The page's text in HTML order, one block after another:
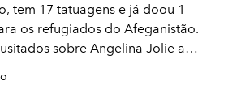
tem 17 tatuagens e já doou 1
os refugiados do Afeganistão.
sobre Angelina Jolie a